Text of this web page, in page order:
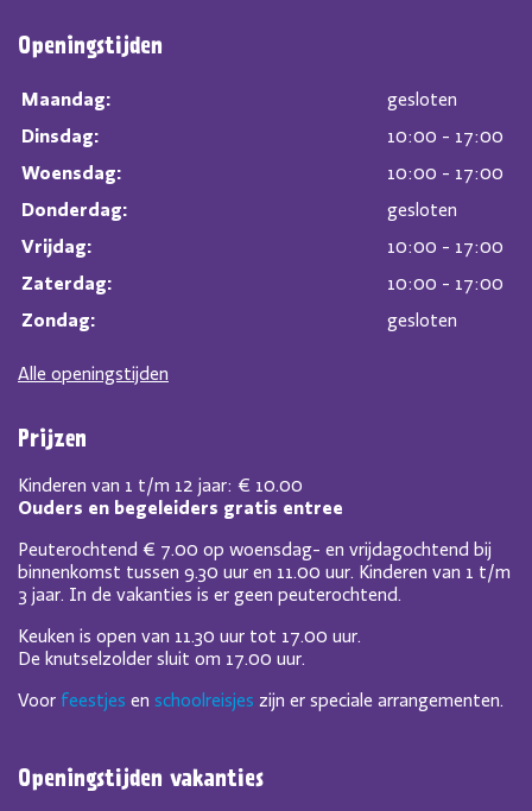
Openingstijden
Maandag:
gesloten
Dinsdag:
10:00 - 17:00
Woensdag:
10:00 - 17:00
Donderdag:
gesloten
Vrijdag:
10:00 - 17:00
Zaterdag:
10:00 - 17:00
Zondag:
gesloten
Alle openingstijden
Prijzen
Kinderen van 1 t/m 12 jaar: € 10.00
Ouders en begeleiders gratis entree
Peuterochtend € 7.00 op woensdag- en vrijdagochtend bij
binnenkomst tussen 9.30 uur en 11.00 uur. Kinderen van 1 t/m
3 jaar. In de vakanties is er geen peuterochtend.
Keuken is open van 11.30 uur tot 17.00 uur.
De knutselzolder sluit om 17.00 uur.
Voor feestjes en schoolreisjes zijn er speciale arrangementen.
Openingstijden vakanties